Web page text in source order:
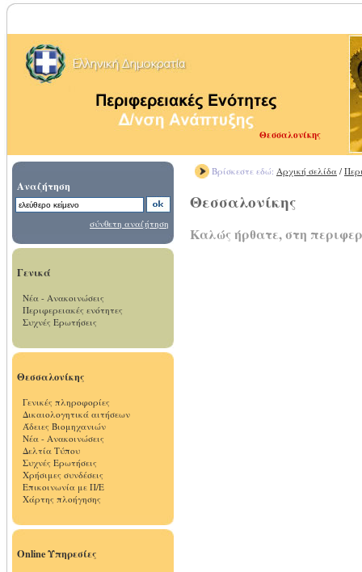
Θεσσαλονίκης
Αναζήτηση
σύνθετη αναζήτηση
Γενικά
Νέα - Ανακοινώσεις
Περιφερειακές ενότητες
Συχνές Ερωτήσεις
Θεσσαλονίκης
Γενικές πληροφορίες
Δικαιολογητικά αιτήσεων
Άδειες Βιομηχανιών
Νέα - Ανακοινώσεις
Δελτία Τύπου
Συχνές Ερωτήσεις
Χρήσιμες συνδέσεις
Επικοινωνία με Π/Ε
Χάρτης πλοήγησης
Online Υπηρεσίες
Βρίσκεστε εδώ: Αρχική σελίδα /
Θεσσαλονίκης
Καλώς ήρθατε, στη